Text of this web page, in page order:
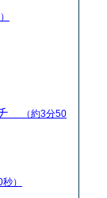
（約3分50
）